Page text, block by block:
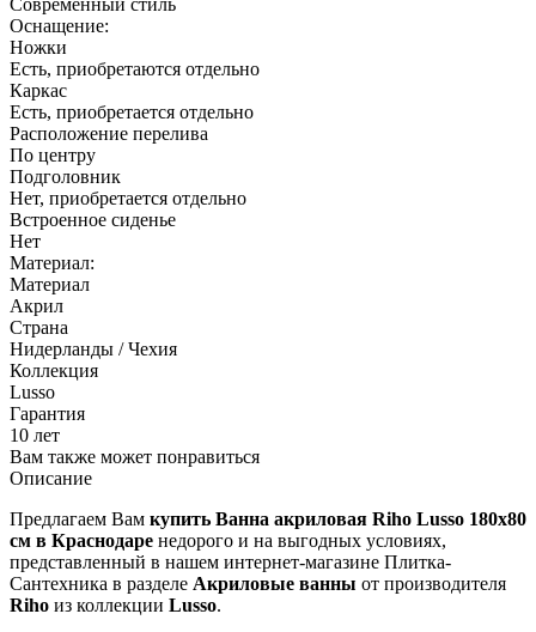
Антискользящее покрытие
Нет
Внешний вид:
Стилистика дизайна
Современный стиль
Оснащение:
Ножки
Есть, приобретаются отдельно
Каркас
Есть, приобретается отдельно
Расположение перелива
По центру
Подголовник
Нет, приобретается отдельно
Встроенное сиденье
Нет
Материал:
Материал
Акрил
Страна
Нидерланды / Чехия
Коллекция
Lusso
10 лет
Вам также может понравиться
Описание
Предлагаем Вамкупить Ванна акриловая Riho Lusso 180х80